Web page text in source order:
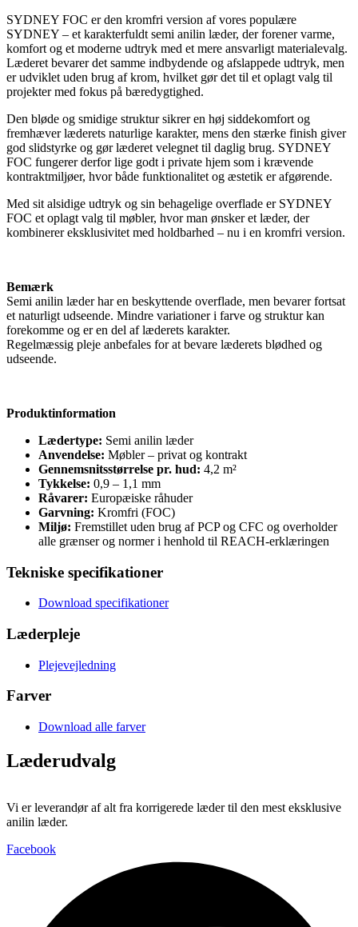
SYDNEY FOC er den kromfri version af vores populære
SYDNEY – et karakterfuldt semi anilin læder, der forener varme,
komfort og et moderne udtryk med et mere ansvarligt materialevalg.
Læderet bevarer det samme indbydende og afslappede udtryk, men
er udviklet uden brug af krom, hvilket gør det til et oplagt valg til
projekter med fokus på bæredygtighed.
Den bløde og smidige struktur sikrer en høj siddekomfort og
fremhæver læderets naturlige karakter, mens den stærke finish giver
god slidstyrke og gør læderet velegnet til daglig brug. SYDNEY
FOC fungerer derfor lige godt i private hjem som i krævende
kontraktmiljøer, hvor både funktionalitet og æstetik er afgørende.
Med sit alsidige udtryk og sin behagelige overflade er SYDNEY
FOC et oplagt valg til møbler, hvor man ønsker et læder, der
kombinerer eksklusivitet med holdbarhed – nu i en kromfri version.
Bemærk
Semi anilin læder har en beskyttende overflade, men bevarer fortsat
et naturligt udseende. Mindre variationer i farve og struktur kan
forekomme og er en del af læderets karakter.
Regelmæssig pleje anbefales for at bevare læderets blødhed og
udseende.
Produktinformation
Lædertype: Semi anilin læder
Anvendelse: Møbler – privat og kontrakt
Gennemsnitsstørrelse pr. hud: 4,2 m²
Tykkelse: 0,9 – 1,1 mm
Råvarer: Europæiske råhuder
Garvning: Kromfri (FOC)
Miljø: Fremstillet uden brug af PCP og CFC og overholder
alle grænser og normer i henhold til REACH-erklæringen
Tekniske specifikationer
Download specifikationer
Læderpleje
Plejevejledning
Farver
Download alle farver
Læderudvalg
SY0100FOC
Black
SY5004FOC
Choko
Vi er leverandør af alt fra korrigerede læder til den mest eksklusive
anilin læder.
Facebook